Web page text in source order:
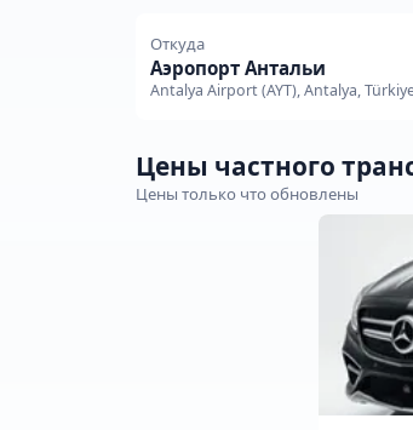
Откуда
Аэропорт Антальи
Antalya Airport (AYT), Antalya,
Цены частного
Цены только что обновлены